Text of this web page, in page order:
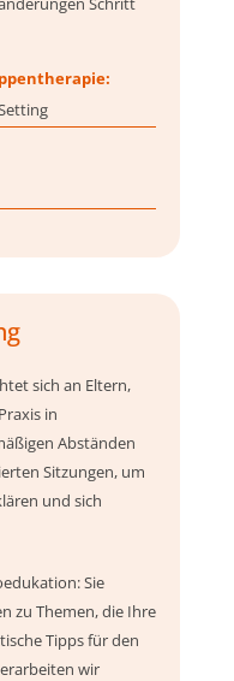
sich an Eltern,
in
Abständen
Sitzungen, um
und sich
Sie
zu Themen, die Ihre
Tipps für den
wir